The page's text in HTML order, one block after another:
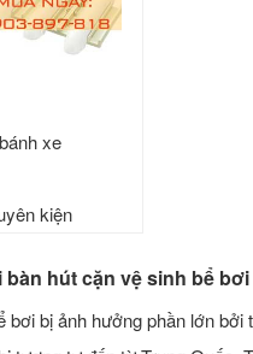
xe
kiện
bàn hút cặn vệ sinh bể bơi
bơi bị ảnh hưởng phần lớn